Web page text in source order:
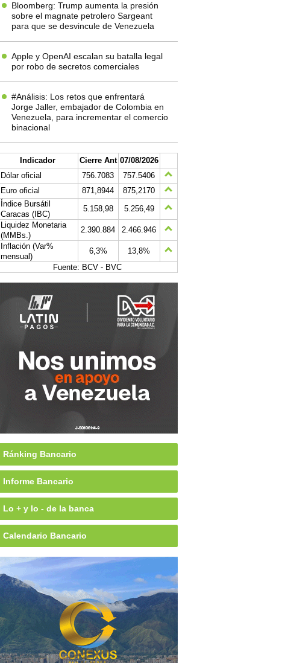
Bloomberg: Trump aumenta la presión
sobre el magnate petrolero Sargeant
para que se desvincule de Venezuela
Apple y OpenAI escalan su batalla legal
por robo de secretos comerciales
#Análisis: Los retos que enfrentará
Jorge Jaller, embajador de Colombia en
Venezuela, para incrementar el comercio
binacional
Indicador Cierre Ant 07/08/2026
Dólar oficial
756.7083
757.5406
Euro oficial
871,8944
875,2170
Índice Bursátil
Caracas (IBC)
5.158,98
5.256,49
Liquidez Monetaria
(MMBs.)
2.390.884
2.466.946
Inflación (Var%
mensual)
6,3%
13,8%
Fuente: BCV - BVC
Ránking Bancario
Informe Bancario
Lo + y lo - de la banca
Calendario Bancario